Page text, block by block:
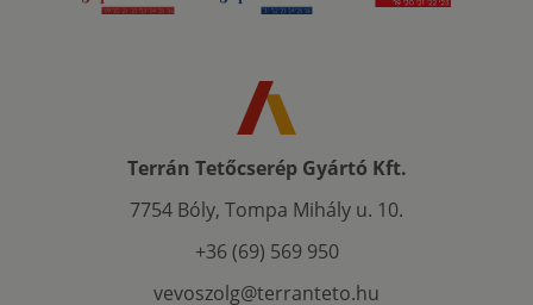
Terrán Tetőcserép Gyártó Kft.
7754 Bóly, Tompa Mihály u. 10.
+36 (69) 569 950
vevoszolg@terranteto.hu